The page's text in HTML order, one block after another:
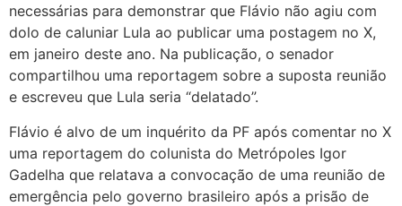
necessárias para demonstrar que Flávio não agiu com
dolo de caluniar Lula ao publicar uma postagem no X,
em janeiro deste ano. Na publicação, o senador
compartilhou uma reportagem sobre a suposta reunião
e escreveu que Lula seria “delatado”.
Flávio é alvo de um inquérito da PF após comentar no X
uma reportagem do colunista do Metrópoles Igor
Gadelha que relatava a convocação de uma reunião de
emergência pelo governo brasileiro após a prisão de